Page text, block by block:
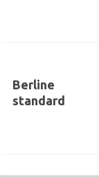
Berline
standard